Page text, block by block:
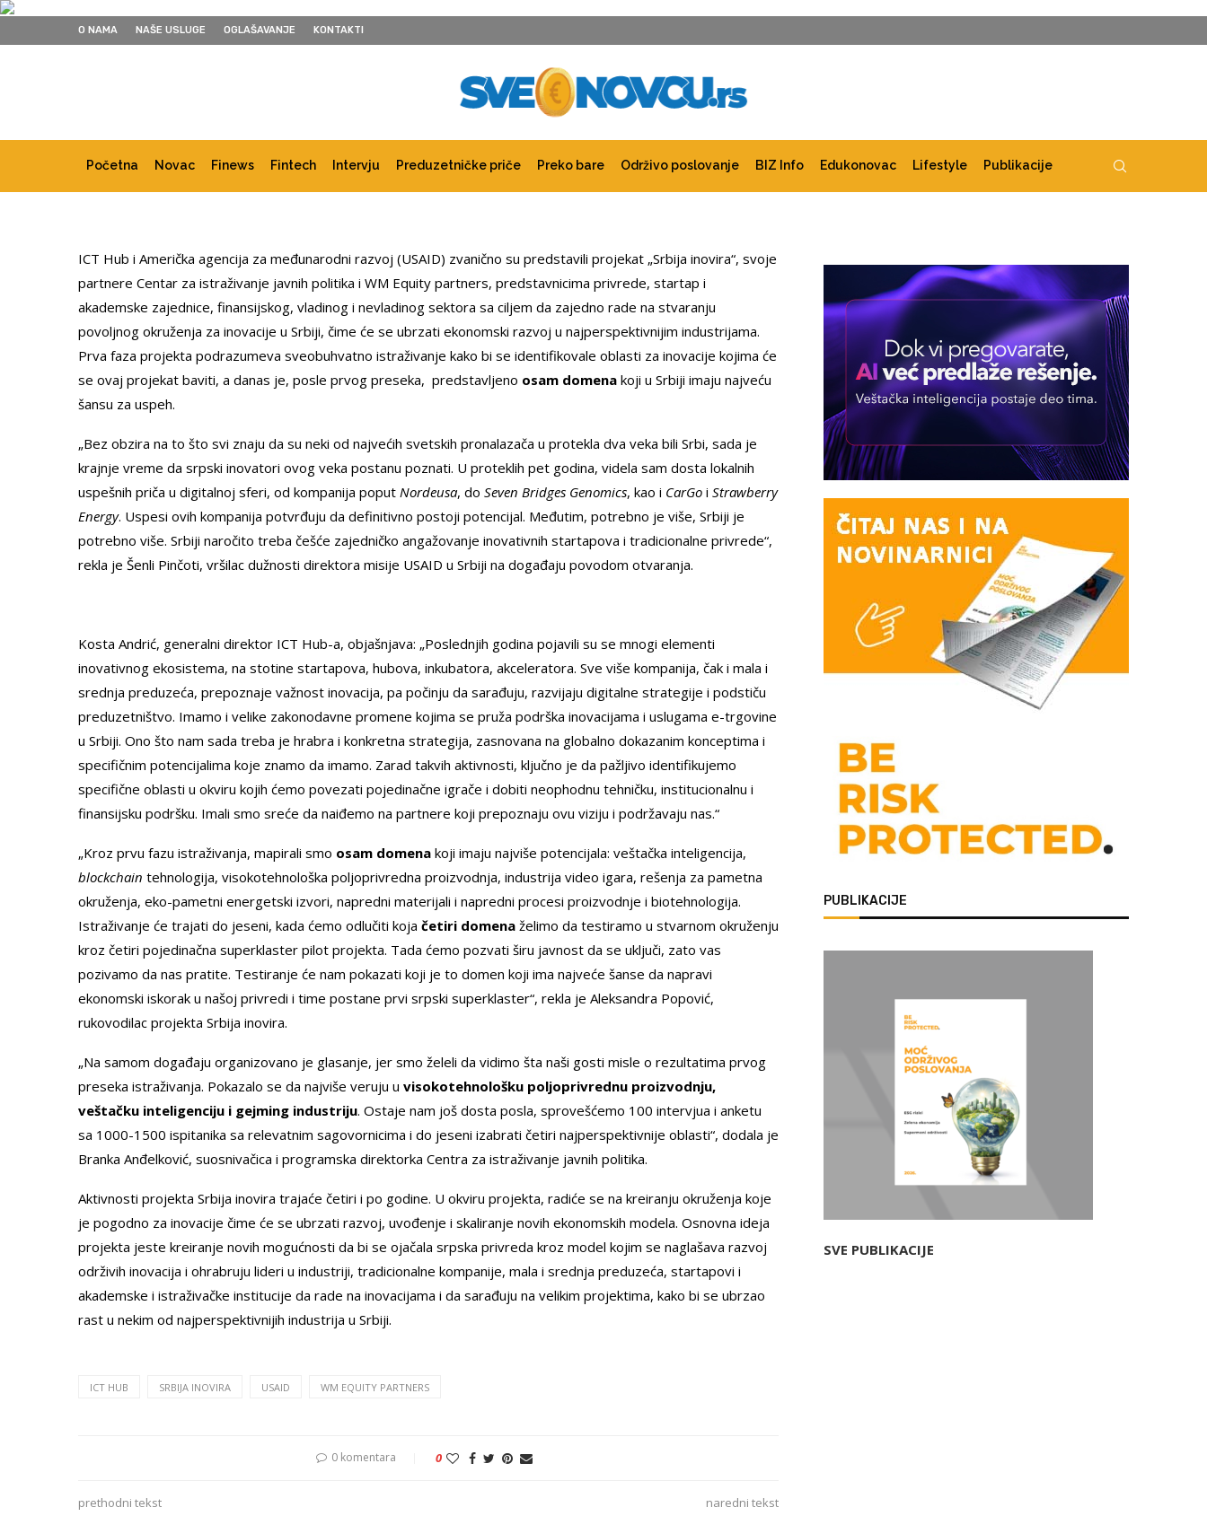
O NAMA NAŠE USLUGE OGLAŠAVANJE KONTAKTI
Početna Novac Finews Fintech Intervju Preduzetničke priče Preko bare Održivo poslovanje BIZ Info Edukonovac Lifestyle Publikacije
ICT Hub i Američka agencija za međunarodni razvoj (USAID) zvanično su predstavili projekat „Srbija inovira“, svoje
partnere Centar za istraživanje javnih politika i WM Equity partners, predstavnicima privrede, startap i
akademske zajednice, finansijskog, vladinog i nevladinog sektora sa ciljem da zajedno rade na stvaranju
povoljnog okruženja za inovacije u Srbiji, čime će se ubrzati ekonomski razvoj u najperspektivnijim industrijama.
Prva faza projekta podrazumeva sveobuhvatno istraživanje kako bi se identifikovale oblasti za inovacije kojima će
se ovaj projekat baviti, a danas je, posle prvog preseka, predstavljeno osam domena koji u Srbiji imaju najveću
šansu za uspeh.
„Bez obzira na to što svi znaju da su neki od najvećih svetskih pronalazača u protekla dva veka bili Srbi, sada je
krajnje vreme da srpski inovatori ovog veka postanu poznati. U proteklih pet godina, videla sam dosta lokalnih
uspešnih priča u digitalnoj sferi, od kompanija poput Nordeusa, do Seven Bridges Genomics, kao i CarGo i Strawberry
Energy. Uspesi ovih kompanija potvrđuju da definitivno postoji potencijal. Međutim, potrebno je više, Srbiji je
potrebno više. Srbiji naročito treba češće zajedničko angažovanje inovativnih startapova i tradicionalne privrede“,
rekla je Šenli Pinčoti, vršilac dužnosti direktora misije USAID u Srbiji na događaju povodom otvaranja.
Kosta Andrić, generalni direktor ICT Hub-a, objašnjava: „Poslednjih godina pojavili su se mnogi elementi
inovativnog ekosistema, na stotine startapova, hubova, inkubatora, akceleratora. Sve više kompanija, čak i mala i
srednja preduzeća, prepoznaje važnost inovacija, pa počinju da sarađuju, razvijaju digitalne strategije i podstiču
preduzetništvo. Imamo i velike zakonodavne promene kojima se pruža podrška inovacijama i uslugama e-trgovine
u Srbiji. Ono što nam sada treba je hrabra i konkretna strategija, zasnovana na globalno dokazanim konceptima i
specifičnim potencijalima koje znamo da imamo. Zarad takvih aktivnosti, ključno je da pažljivo identifikujemo
specifične oblasti u okviru kojih ćemo povezati pojedinačne igrače i dobiti neophodnu tehničku, institucionalnu i
finansijsku podršku. Imali smo sreće da naiđemo na partnere koji prepoznaju ovu viziju i podržavaju nas.“
„Kroz prvu fazu istraživanja, mapirali smo osam domena koji imaju najviše potencijala: veštačka inteligencija,
blockchain tehnologija, visokotehnološka poljoprivredna proizvodnja, industrija video igara, rešenja za pametna
okruženja, eko-pametni energetski izvori, napredni materijali i napredni procesi proizvodnje i biotehnologija.
Istraživanje će trajati do jeseni, kada ćemo odlučiti koja četiri domena želimo da testiramo u stvarnom okruženju
kroz četiri pojedinačna superklaster pilot projekta. Tada ćemo pozvati širu javnost da se uključi, zato vas
pozivamo da nas pratite. Testiranje će nam pokazati koji je to domen koji ima najveće šanse da napravi
ekonomski iskorak u našoj privredi i time postane prvi srpski superklaster“, rekla je Aleksandra Popović,
rukovodilac projekta Srbija inovira.
„Na samom događaju organizovano je glasanje, jer smo želeli da vidimo šta naši gosti misle o rezultatima prvog
preseka istraživanja. Pokazalo se da najviše veruju u visokotehnološku poljoprivrednu proizvodnju,
veštačku inteligenciju i gejming industriju. Ostaje nam još dosta posla, sprovešćemo 100 intervjua i anketu
sa 1000-1500 ispitanika sa relevatnim sagovornicima i do jeseni izabrati četiri najperspektivnije oblasti“, dodala je
Branka Anđelković, suosnivačica i programska direktorka Centra za istraživanje javnih politika.
Aktivnosti projekta Srbija inovira trajaće četiri i po godine. U okviru projekta, radiće se na kreiranju okruženja koje
je pogodno za inovacije čime će se ubrzati razvoj, uvođenje i skaliranje novih ekonomskih modela. Osnovna ideja
projekta jeste kreiranje novih mogućnosti da bi se ojačala srpska privreda kroz model kojim se naglašava razvoj
održivih inovacija i ohrabruju lideri u industriji, tradicionalne kompanije, mala i srednja preduzeća, startapovi i
akademske i istraživačke institucije da rade na inovacijama i da sarađuju na velikim projektima, kako bi se ubrzao
rast u nekim od najperspektivnijih industrija u Srbiji.
ICT HUB SRBIJA INOVIRA USAID WM EQUITY PARTNERS
0 komentara 0
prethodni tekst naredni tekst
PUBLIKACIJE
SVE PUBLIKACIJE